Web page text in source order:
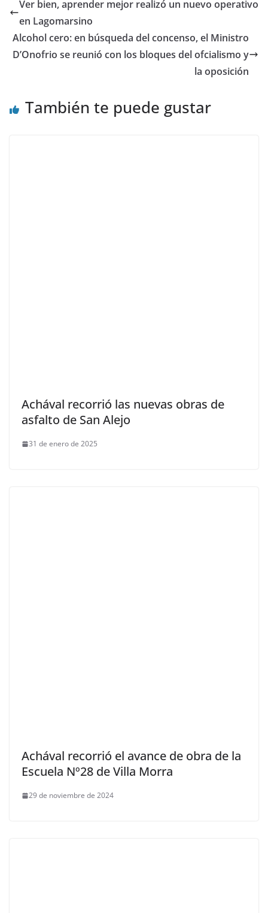
Ver bien, aprender mejor realizó un nuevo operativo
en Lagomarsino
Alcohol cero: en búsqueda del concenso, el Ministro
D’Onofrio se reunió con los bloques del ofcialismo y
la oposición
También te puede gustar
Achával recorrió las nuevas obras de
asfalto de San Alejo
31 de enero de 2025
Achával recorrió el avance de obra de la
Escuela Nº28 de Villa Morra
29 de noviembre de 2024